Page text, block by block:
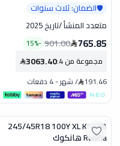
🛡️الضمان: ثلاث سنوات
متعدد المنشأ/تاريخ 2025
765.85
901.00
-
15%
مجموعة من 4 :
3063.40
191.46
/شهر-4 دفعات
تخفيض245/45R18 100Y XL K127B
RunFla هانكوك